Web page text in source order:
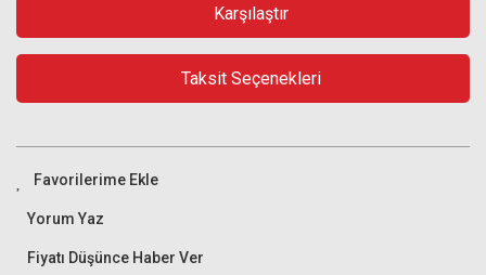
Karşılaştır
Taksit Seçenekleri
Yorum Yaz
Fiyatı Düşünce Haber Ver